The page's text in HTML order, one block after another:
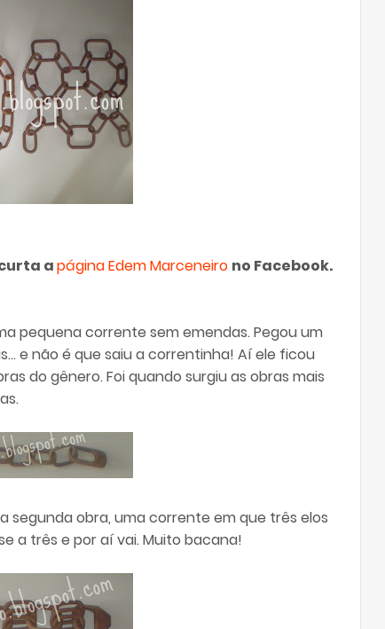
apágina Edem Marceneiro no Facebook.
pequena corrente sem emendas. Pegou um
e não é que saiu a correntinha! Aí ele ficou
do gênero. Foi quando surgiu as obras mais
segunda obra, uma corrente em que três elos
a três e por aí vai. Muito bacana!